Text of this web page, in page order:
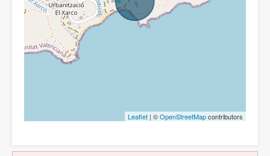
Leaflet | ©OpenStreetMapcontributors